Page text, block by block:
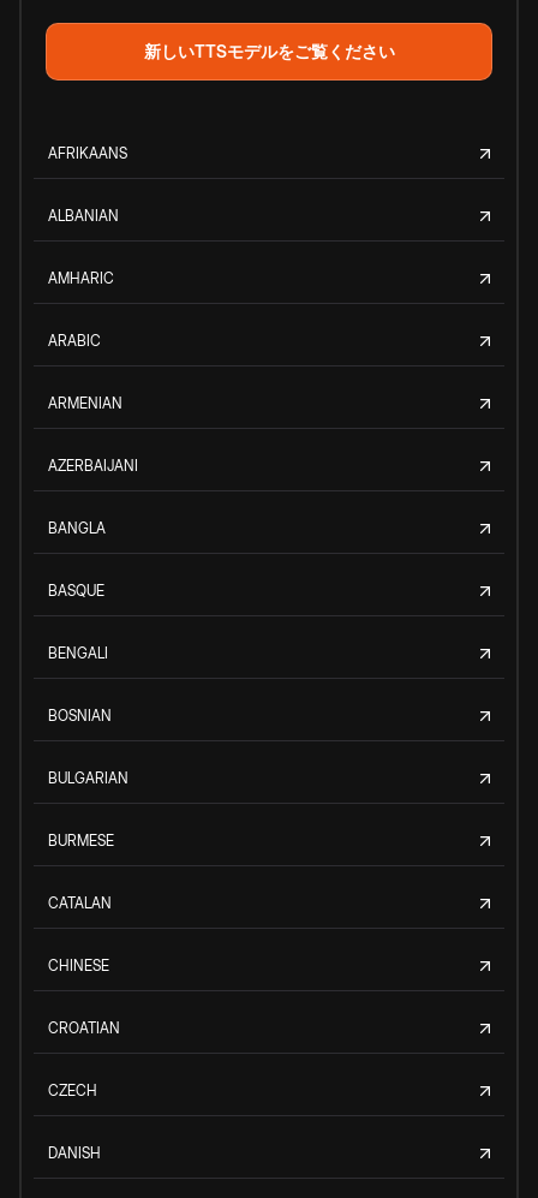
新しいTTSモデルをご覧ください
AFRIKAANS
ALBANIAN
AMHARIC
ARABIC
ARMENIAN
AZERBAIJANI
BANGLA
BASQUE
BENGALI
BOSNIAN
BULGARIAN
BURMESE
CATALAN
CHINESE
CROATIAN
CZECH
DANISH